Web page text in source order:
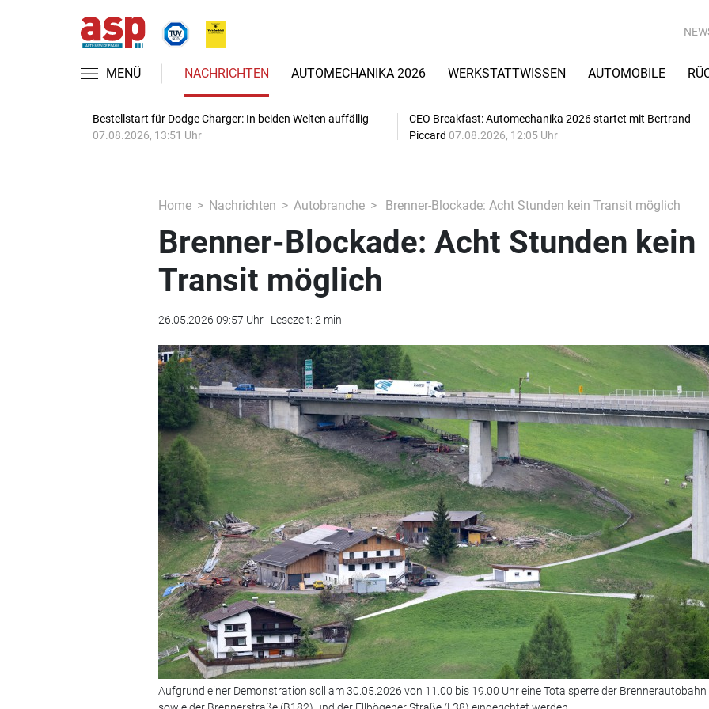
MENÜ NACHRICHTEN AUTOMECHANIKA 2026 WERKSTATTWISSEN AUTOMOBILE
Bestellstart für Dodge Charger: In beiden Welten auffällig
07.08.2026, 13:51 Uhr
CEO Breakfast: Automechanika 2026 startet mit Bertrand
Piccard 07.08.2026, 12:05 Uhr
Home Nachrichten Autobranche Brenner-Blockade: Acht Stunden kein Transit möglich
Brenner-Blockade: Acht Stunden kein
Transit möglich
26.05.2026 09:57 Uhr | Lesezeit: 2 min
Aufgrund einer Demonstration soll am 30.05.2026 von 11.00 bis 19.00 Uhr eine Totalsperre der Brennerautobahn